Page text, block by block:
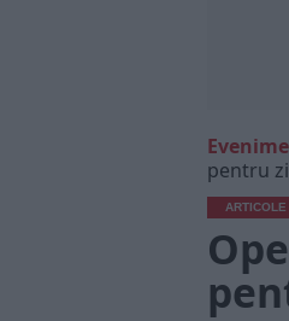
pentru